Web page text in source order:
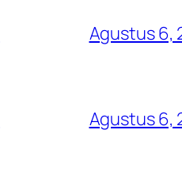
Agustus 6,
Agustus 6,